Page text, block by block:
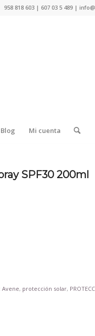
958 818 603 | 607 03 5 489 |
Blog Mi cuenta
SPF30 200ml
Avene, protección solar,